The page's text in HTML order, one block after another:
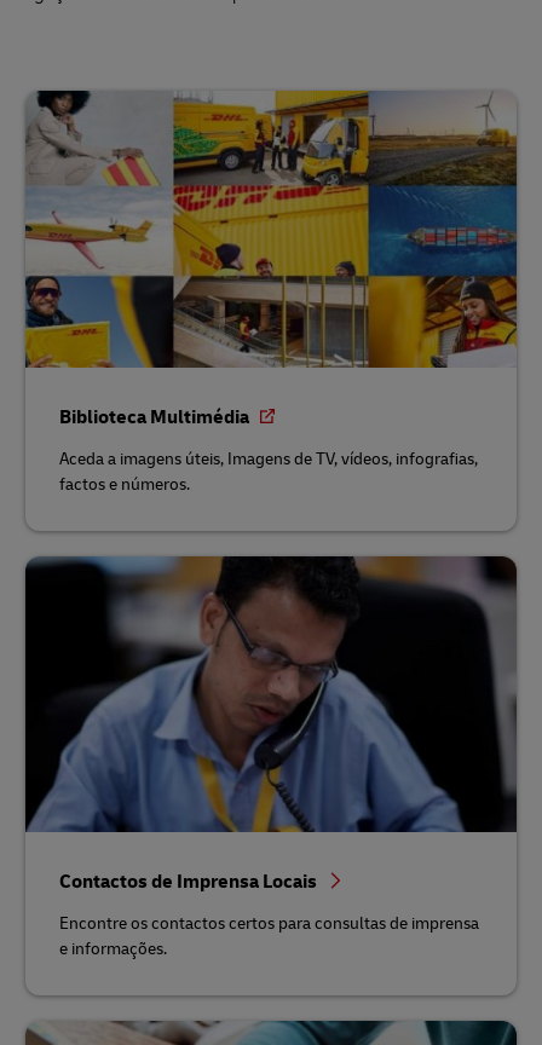
Biblioteca Multimédia
Aceda a imagens úteis, Imagens de TV, vídeos, infografias,
factos e números.
Contactos de Imprensa Locais
Encontre os contactos certos para consultas de imprensa
e informações.